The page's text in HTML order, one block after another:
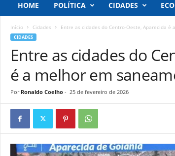
ç
o
HOME POLÍTICA CIDADES
Início Cidades Entre as cidades do Centro-Oeste, Aparecida é
CIDADES
Entre as cidades do
é a melhor em
Por Ronaldo Coelho- 25 de fevereiro de 2026